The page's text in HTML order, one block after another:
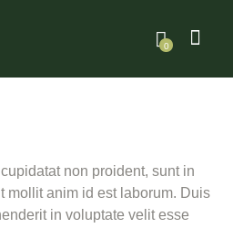
0
non proident, sunt in
mollit anim id est laborum. Duis
in voluptate velit esse